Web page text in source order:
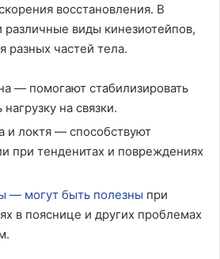
восстановления. В
различные виды кинезиотейпов,
разных частей тела.
— помогают стабилизировать
нагрузку на связки.
и локтя — способствуют
при тенденитах и повреждениях
— могут быть полезны при
в пояснице и других проблемах